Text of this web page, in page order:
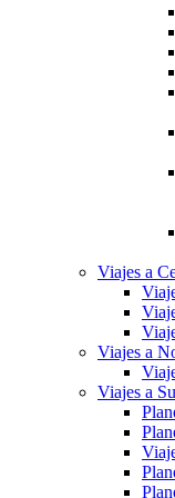
Viajes a
Viajes a
Viajes a